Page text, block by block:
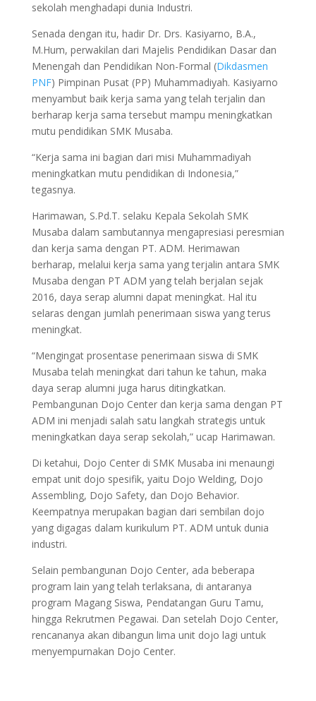
sekolah menghadapi dunia Industri.
Senada dengan itu, hadir Dr. Drs. Kasiyarno, B.A.,
M.Hum, perwakilan dari Majelis Pendidikan Dasar dan
Menengah dan Pendidikan Non-Formal (Dikdasmen
PNF) Pimpinan Pusat (PP) Muhammadiyah. Kasiyarno
menyambut baik kerja sama yang telah terjalin dan
berharap kerja sama tersebut mampu meningkatkan
mutu pendidikan SMK Musaba.
“Kerja sama ini bagian dari misi Muhammadiyah
meningkatkan mutu pendidikan di Indonesia,”
tegasnya.
Harimawan, S.Pd.T. selaku Kepala Sekolah SMK
Musaba dalam sambutannya mengapresiasi peresmian
dan kerja sama dengan PT. ADM. Herimawan
berharap, melalui kerja sama yang terjalin antara SMK
Musaba dengan PT ADM yang telah berjalan sejak
2016, daya serap alumni dapat meningkat. Hal itu
selaras dengan jumlah penerimaan siswa yang terus
meningkat.
“Mengingat prosentase penerimaan siswa di SMK
Musaba telah meningkat dari tahun ke tahun, maka
daya serap alumni juga harus ditingkatkan.
Pembangunan Dojo Center dan kerja sama dengan PT
ADM ini menjadi salah satu langkah strategis untuk
meningkatkan daya serap sekolah,” ucap Harimawan.
Di ketahui, Dojo Center di SMK Musaba ini menaungi
empat unit dojo spesifik, yaitu Dojo Welding, Dojo
Assembling, Dojo Safety, dan Dojo Behavior.
Keempatnya merupakan bagian dari sembilan dojo
yang digagas dalam kurikulum PT. ADM untuk dunia
industri.
Selain pembangunan Dojo Center, ada beberapa
program lain yang telah terlaksana, di antaranya
program Magang Siswa, Pendatangan Guru Tamu,
hingga Rekrutmen Pegawai. Dan setelah Dojo Center,
rencananya akan dibangun lima unit dojo lagi untuk
menyempurnakan Dojo Center.